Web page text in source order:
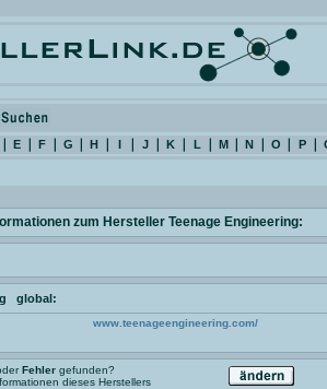
E F G H I J K L M N O P
zum Hersteller Teenage Engineering:
global:
www.teenageengineering.com/
Fehler gefunden?
dieses Herstellers